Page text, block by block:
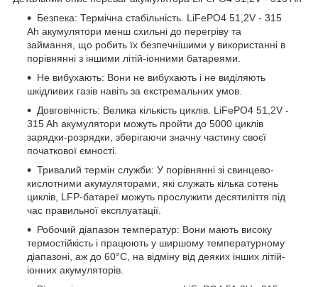
Безпека: Термічна стабільність. LiFePO4 51,2V - 315
Ah акумулятори менш схильні до перегріву та
займання, що робить їх безпечнішими у використанні в
порівнянні з іншими літій-іонними батареями.
Не вибухають: Вони не вибухають і не виділяють
шкідливих газів навіть за екстремальних умов.
Довговічність: Велика кількість циклів. LiFePO4 51,2V -
315 Ah акумулятори можуть пройти до 5000 циклів
зарядки-розрядки, зберігаючи значну частину своєї
початкової ємності.
Тривалий термін служби: У порівнянні зі свинцево-
кислотними акумуляторами, які служать кілька сотень
циклів, LFP-батареї можуть прослужити десятиліття під
час правильної експлуатації.
Робочий діапазон температур: Вони мають високу
термостійкість і працюють у ширшому температурному
діапазоні, аж до 60°C, на відміну від деяких інших літій-
іонних акумуляторів.